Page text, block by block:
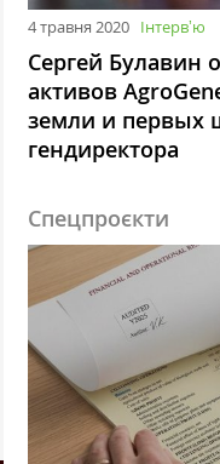
4 травня 2020 Інтервʼю
Сергей Булавин
активов
земли и первых
гендиректора
Спецпроєкти